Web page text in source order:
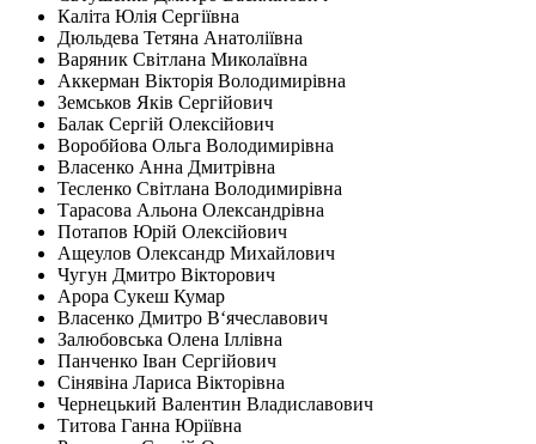
Каліта Юлія Сергіївна
Дюльдева Тетяна Анатоліївна
Варяник Світлана Миколаївна
Аккерман Вікторія Володимирівна
Земськов Яків Сергійович
Балак Сергій Олексійович
Воробйова Ольга Володимирівна
Власенко Анна Дмитрівна
Тесленко Світлана Володимирівна
Тарасова Альона Олександрівна
Потапов Юрій Олексійович
Ащеулов Олександр Михайлович
Чугун Дмитро Вікторович
Арора Сукеш Кумар
Власенко Дмитро В‘ячеславович
Залюбовська Олена Іллівна
Панченко Іван Сергійович
Сінявіна Лариса Вікторівна
Чернецький Валентин Владиславович
Титова Ганна Юріївна